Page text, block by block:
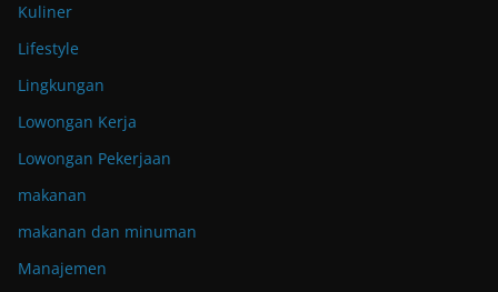
Kuliner
Lifestyle
Lingkungan
Lowongan Kerja
Lowongan Pekerjaan
makanan
makanan dan minuman
Manajemen